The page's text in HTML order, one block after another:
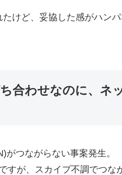
けど、妥協した感がハン
合わせなのに、ネ
つながらない事案発生。
すが、スカイプ不調でつな